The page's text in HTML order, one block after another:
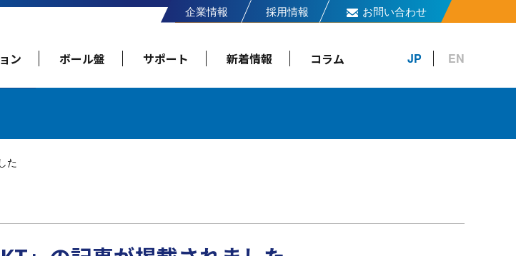
企業情報 採用情報 お問い合わせ
ン ボール盤 サポート 新着情報 コラム JP EN
た